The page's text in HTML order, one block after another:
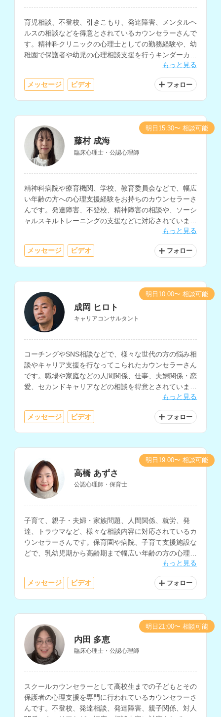
育児相談、不登校、引きこもり、発達障害、メンタルヘ
ルスの相談などを得意とされているカウンセラーさんで
す。精神科クリニックの心理士としての勤務経験や、幼
稚園で保護者や幼児の心理相談支援を行うキンダーカウ
ンセラー、スクールカウンセラーなどの勤務経験もお持
もっと見る
メッセージ ビデオ フォロー
藤村 成海
臨床心理士・公認心理師
精神科病院や療育機関、学校、教育委員会などで、幅広
い年齢の方への心理支援経験をお持ちのカウンセラーさ
んです。発達障害、不登校、精神障害の相談や、ソーシ
ャルスキルトレーニングの支援などに対応されていま
もっと見る
メッセージ ビデオ フォロー
明日15:30〜 相談可能
成岡 ヒロト
キャリアコンサルタント
コーチングやSNS相談などで、様々な世代の方の悩み相
談やキャリア支援を行なってこられたカウンセラーさん
です。職場や家庭などの人間関係、仕事、夫婦関係・恋
愛、セカンドキャリアなどの相談を得意とされていま
もっと見る
メッセージ ビデオ フォロー
明日10:00〜 相談可能
高橋 あずさ
公認心理師・保育士
子育て、親子・夫婦・家族問題、人間関係、就労、発
達、トラウマなど、様々な相談内容に対応されているカ
ウンセラーさんです。保育園や病院、子育て支援施設な
どで、乳幼児期から高齢期まで幅広い年齢の方の心理支
もっと見る
メッセージ ビデオ フォロー
明日19:00〜 相談可能
内田 多恵
臨床心理士・公認心理師
スクールカウンセラーとして高校生までの子どもとその
保護者の心理支援を専門に行われているカウンセラーさ
んです。不登校、発達相談、発達障害、親子関係、対人
明日21:00〜 相談可能